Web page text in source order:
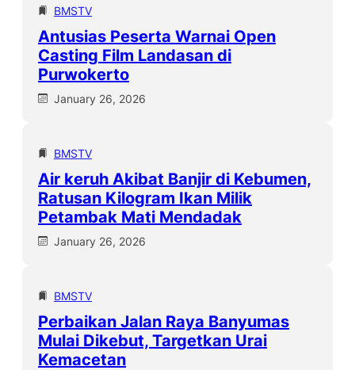
BMSTV
Antusias Peserta Warnai Open
Casting Film Landasan di
Purwokerto
January 26, 2026
BMSTV
Air keruh Akibat Banjir di Kebumen,
Ratusan Kilogram Ikan Milik
Petambak Mati Mendadak
January 26, 2026
BMSTV
Perbaikan Jalan Raya Banyumas
Mulai Dikebut, Targetkan Urai
Kemacetan